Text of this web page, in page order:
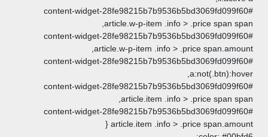
#content-widget-
article.w-p-item .info >
#content-widget-
article.w-p-item .info >
#content-widget-
#content-widget-
article.item .info >
#content-widget-
article.item .info >